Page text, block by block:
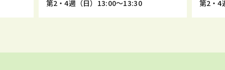
第2・4週（日）13:00～13:30
第2・4